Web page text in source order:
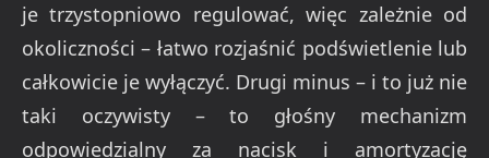
je trzystopniowo regulować, więc zależnie od
okoliczności – łatwo rozjaśnić podświetlenie lub
całkowicie je wyłączyć. Drugi minus – i to już nie
taki oczywisty – to głośny mechanizm
odpowiedzialny za nacisk i amortyzację